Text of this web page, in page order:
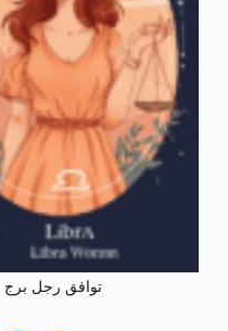
توافق رجل برج